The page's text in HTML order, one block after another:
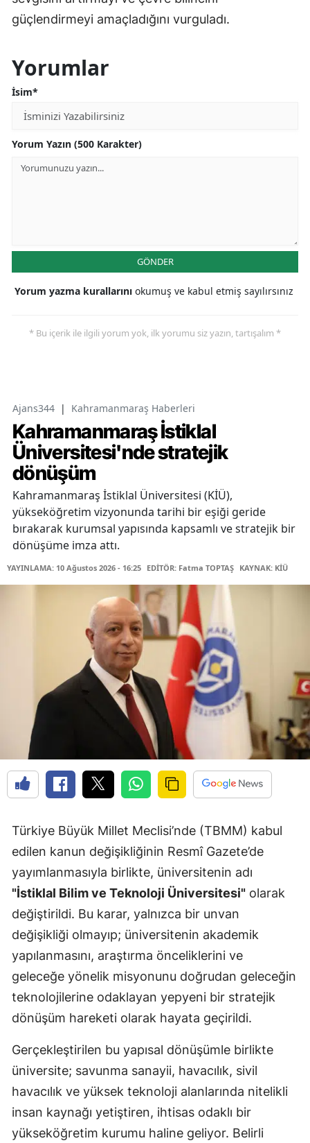
güçlendirmeyi amaçladığını vurguladı.
Yorumlar
İsim*
Yorum Yazın (500 Karakter)
GÖNDER
Yorum yazma kurallarını okumuş ve kabul etmiş sayılırsınız
* Bu içerik ile ilgili yorum yok, ilk yorumu siz yazın, tartışalım *
Ajans344 | Kahramanmaraş Haberleri
Kahramanmaraş İstiklal
Üniversitesi'nde stratejik
dönüşüm
Kahramanmaraş İstiklal Üniversitesi (KİÜ),
yükseköğretim vizyonunda tarihi bir eşiği geride
bırakarak kurumsal yapısında kapsamlı ve stratejik bir
dönüşüme imza attı.
YAYINLAMA: 10 Ağustos 2026 - 16:25 EDİTÖR: Fatma TOPTAŞ KAYNAK: KİÜ
Türkiye Büyük Millet Meclisi’nde (TBMM) kabul
edilen kanun değişikliğinin Resmî Gazete’de
yayımlanmasıyla birlikte, üniversitenin adı
"İstiklal Bilim ve Teknoloji Üniversitesi" olarak
değiştirildi. Bu karar, yalnızca bir unvan
değişikliği olmayıp; üniversitenin akademik
yapılanmasını, araştırma önceliklerini ve
geleceğe yönelik misyonunu doğrudan geleceğin
teknolojilerine odaklayan yepyeni bir stratejik
dönüşüm hareketi olarak hayata geçirildi.
Gerçekleştirilen bu yapısal dönüşümle birlikte
üniversite; savunma sanayii, havacılık, sivil
havacılık ve yüksek teknoloji alanlarında nitelikli
insan kaynağı yetiştiren, ihtisas odaklı bir
yükseköğretim kurumu haline geliyor. Belirli